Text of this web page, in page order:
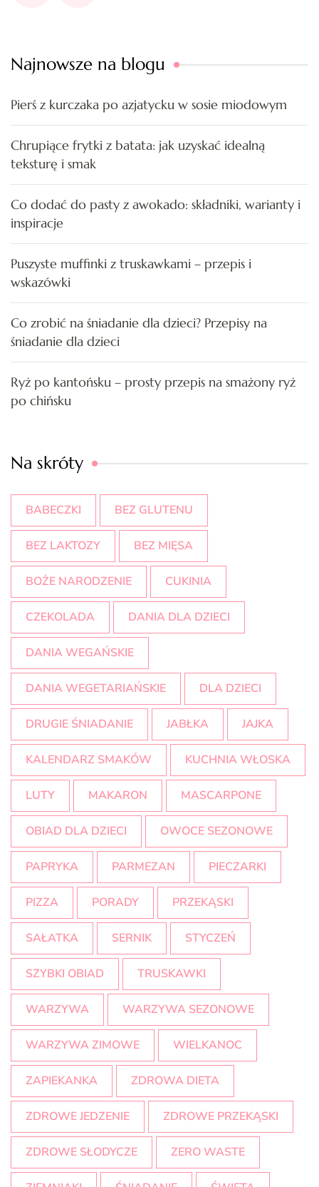
Najnowsze na blogu
Pierś z kurczaka po azjatycku w sosie miodowym
Chrupiące frytki z batata: jak uzyskać idealną
teksturę i smak
Co dodać do pasty z awokado: składniki, warianty i
inspiracje
Puszyste muffinki z truskawkami – przepis i
wskazówki
Co zrobić na śniadanie dla dzieci? Przepisy na
śniadanie dla dzieci
Ryż po kantońsku – prosty przepis na smażony ryż
po chińsku
Na skróty
BABECZKI BEZ GLUTENU
BEZ LAKTOZY BEZ MIĘSA
BOŻE NARODZENIE CUKINIA
CZEKOLADA DANIA DLA DZIECI
DANIA WEGAŃSKIE
DANIA WEGETARIAŃSKIE DLA DZIECI
DRUGIE ŚNIADANIE JABŁKA JAJKA
KALENDARZ SMAKÓW KUCHNIA WŁOSKA
LUTY MAKARON MASCARPONE
OBIAD DLA DZIECI OWOCE SEZONOWE
PAPRYKA PARMEZAN PIECZARKI
PIZZA PORADY PRZEKĄSKI
SAŁATKA SERNIK STYCZEŃ
SZYBKI OBIAD TRUSKAWKI
WARZYWA WARZYWA SEZONOWE
WARZYWA ZIMOWE WIELKANOC
ZAPIEKANKA ZDROWA DIETA
ZDROWE JEDZENIE ZDROWE PRZEKĄSKI
ZDROWE SŁODYCZE ZERO WASTE